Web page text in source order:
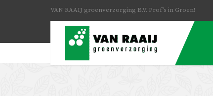
VAN RAAIJ groenverzorging B.V. Prof’s in Groen!